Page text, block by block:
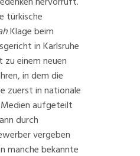
türkische
Klage beim
in Karlsruhe
einem neuen
in dem die
zuerst in nationale
aufgeteilt
durch
vergeben
manche bekannte